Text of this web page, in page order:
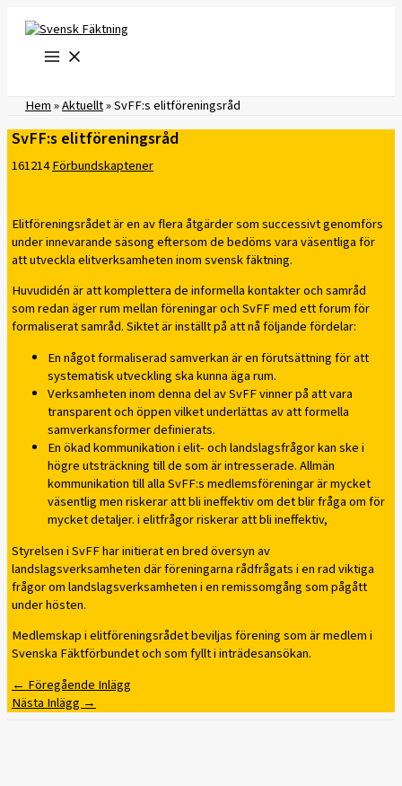
innehåll
Hem»Aktuellt»SvFF:s elitföreningsråd
SvFF:s elitföreningsråd
161214Förbundskaptener
Elitföreningsrådet är en av flera åtgärder som successivt genomförs
under innevarande säsong eftersom de bedöms vara väsentliga för
att utveckla elitverksamheten inom svensk fäktning.
Huvudidén är att komplettera de informella kontakter och samråd
som redan äger rum mellan föreningar och SvFF med ett forum för
formaliserat samråd. Siktet är inställt på att nå följande fördelar:
En något formaliserad samverkan är en förutsättning för att
systematisk utveckling ska kunna äga rum.
Verksamheten inom denna del av SvFF vinner på att vara
transparent och öppen vilket underlättas av att formella
samverkansformer definierats.
En ökad kommunikation i elit- och landslagsfrågor kan ske i
högre utsträckning till de som är intresserade. Allmän
kommunikation till alla SvFF:s medlemsföreningar är mycket
väsentlig men riskerar att bli ineffektiv om det blir fråga om för
mycket detaljer. i elitfrågor riskerar att bli ineffektiv,
Styrelsen i SvFF har initierat en bred översyn av
landslagsverksamheten där föreningarna rådfrågats i en rad viktiga
frågor om landslagsverksamheten i en remissomgång som pågått
under hösten.
Medlemskap i elitföreningsrådet beviljas förening som är medlem i
Svenska Fäktförbundet och som fyllt i inträdesansökan.
← Föregående Inlägg
Nästa Inlägg →